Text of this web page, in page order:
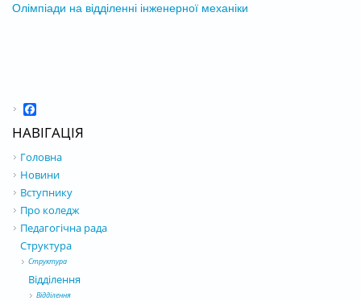
Олімпіади на відділенні інженерної механіки
НАВІГАЦІЯ
Головна
Новини
Вступнику
Про коледж
Педагогічна рада
Структура
Структура
Відділення
Відділення